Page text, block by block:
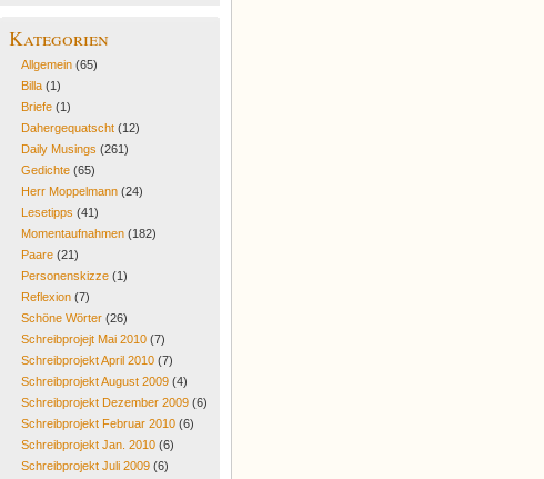
Kategorien
Allgemein(65)
Billa(1)
Briefe(1)
Dahergequatscht(12)
Daily Musings (261)
Gedichte(65)
Herr Moppelmann(24)
Lesetipps (41)
Momentaufnahmen(182)
Paare(21)
Personenskizze(1)
Reflexion(7)
Schöne Wörter(26)
Schreibprojejt Mai 2010(7)
Schreibprojekt April 2010(7)
Schreibprojekt August 2009(4)
Schreibprojekt Dezember 2009(6)
Schreibprojekt Februar 2010(6)
Schreibprojekt Jan. 2010(6)
Schreibprojekt Juli 2009(6)